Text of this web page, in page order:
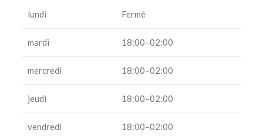
lundi Fermé
mardi 18:00–02:00
mercredi 18:00–02:00
jeudi 18:00–02:00
vendredi 18:00–02:00